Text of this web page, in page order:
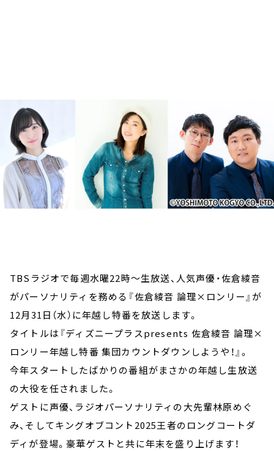
TBSラジオで毎週水曜22時～生放送、人気声優・佐倉綾音
がパーソナリティを務める『佐倉綾音 論理×ロンリー』が
12月31日（水）に年越し特番を放送します。
タイトルは『ディズニープラスpresents 佐倉綾音 論理×
ロンリー年越し特番 集団カウントダウンしようや！』。
今年スタートしたばかりの番組がまさかの年越し生放送
の大役を任されました。
ゲストに声優、ラジオパーソナリティの大先輩林原めぐ
み、そしてキングオブコント2025王者のロングコートダ
ディが登場。豪華ゲストと共に年末を盛り上げます！